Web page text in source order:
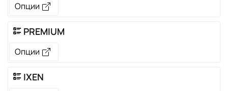
Опции
PREMIUM
Опции
IXEN